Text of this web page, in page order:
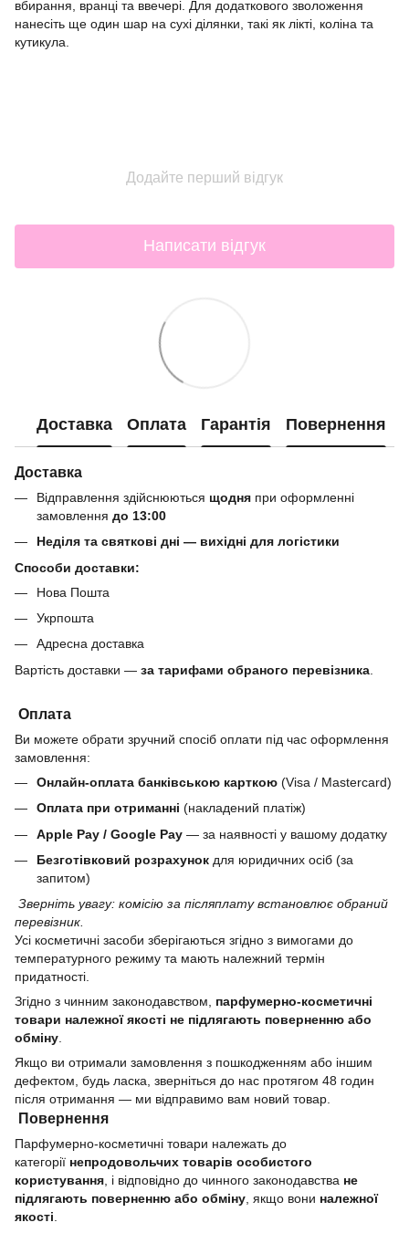
вбирання, вранці та ввечері. Для додаткового зволоження
нанесіть ще один шар на сухі ділянки, такі як лікті, коліна та
кутикула.
Додайте перший відгук
Написати відгук
Доставка Оплата Гарантія Повернення
Доставка
Відправлення здійснюються щодня при оформленні
замовлення до 13:00
Неділя та святкові дні — вихідні для логістики
Способи доставки:
Нова Пошта
Укрпошта
Адресна доставка
Вартість доставки — за тарифами обраного перевізника
Оплата
Ви можете обрати зручний спосіб оплати під час оформлення
замовлення:
Онлайн-оплата банківською карткою (Visa / Mastercard)
Оплата при отриманні (накладений платіж)
Apple Pay / Google Pay — за наявності у вашому додатку
Безготівковий розрахунок для юридичних осіб (за
запитом)
Зверніть увагу: комісію за післяплату встановлює обраний
перевізник.
Усі косметичні засоби зберігаються згідно з вимогами до
температурного режиму та мають належний термін
придатності.
Згідно з чинним законодавством, парфумерно-косметичні
товари належної якості не підлягають поверненню або
обміну.
Якщо ви отримали замовлення з пошкодженням або іншим
дефектом, будь ласка, зверніться до нас протягом 48 годин
після отримання — ми відправимо вам новий товар.
Повернення
Парфумерно-косметичні товари належать до
категорії непродовольчих товарів особистого
користування, і відповідно до чинного законодавства не
підлягають поверненню або обміну, якщо вони належної
якості.